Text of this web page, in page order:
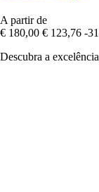
A partir de
€ 180,00 € 123,76 -
Descubra a